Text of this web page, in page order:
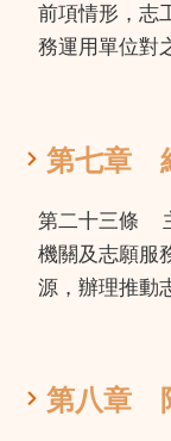
前項情形，志
務運用單位對
第七章
第二十三條
機關及志願服
源，辦理推動
第八章